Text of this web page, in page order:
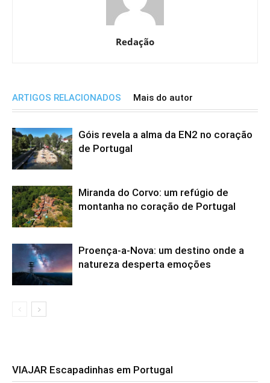
Redação
ARTIGOS RELACIONADOS Mais do autor
Góis revela a alma da EN2 no coração
de Portugal
Miranda do Corvo: um refúgio de
montanha no coração de Portugal
Proença-a-Nova: um destino onde a
natureza desperta emoções
VIAJAR Escapadinhas em Portugal